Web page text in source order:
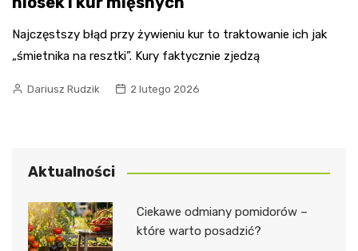
Najczęstszy błąd przy żywieniu kur to traktowanie ich jak
„śmietnika na resztki”. Kury faktycznie zjedzą
Dariusz Rudzik 2 lutego 2026
Aktualności
Ciekawe odmiany pomidorów –
które warto posadzić?